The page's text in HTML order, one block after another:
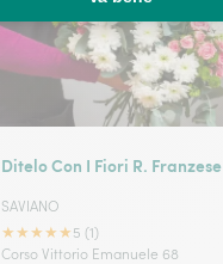
Ditelo Con I Fiori R. Franzese
SAVIANO
★★★★★ 5 (1)
Corso Vittorio Emanuele 68